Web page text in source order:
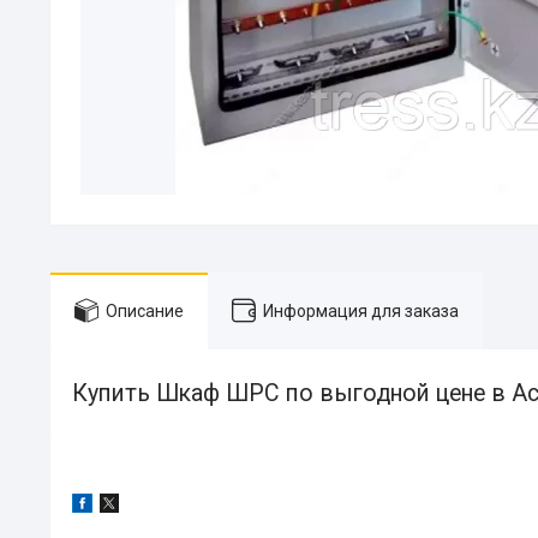
Описание Информация для заказа
Купить Шкаф ШРС по выгодной цене в